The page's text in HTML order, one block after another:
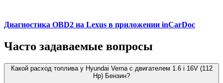
Диагностика OBD2 на Lexus в приложении inCarDoc
Часто задаваемые вопросы
Какой расход топлива у Hyundai Verna с двигателем 1.6 i 16V (112
Hp) Бензин?